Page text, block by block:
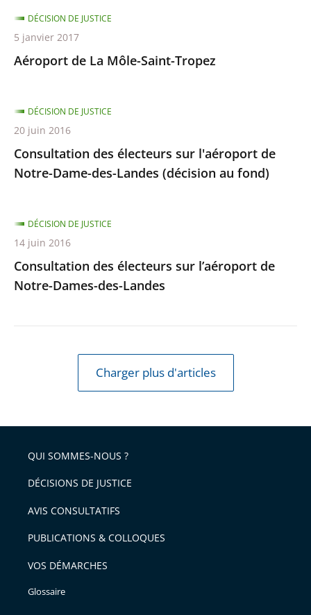
Aéroport de La Môle-Saint-Tropez
DÉCISION DE JUSTICE
5 janvier 2017
Consultation des électeurs sur l'aéroport de
Notre-Dame-des-Landes (décision au fond)
DÉCISION DE JUSTICE
20 juin 2016
Consultation des électeurs sur l’aéroport de
Notre-Dames-des-Landes
DÉCISION DE JUSTICE
14 juin 2016
Charger plus d'articles
QUI SOMMES-NOUS ?
DÉCISIONS DE JUSTICE
AVIS CONSULTATIFS
PUBLICATIONS & COLLOQUES
VOS DÉMARCHES
Glossaire